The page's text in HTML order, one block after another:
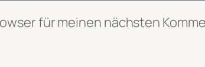
für meinen nächsten